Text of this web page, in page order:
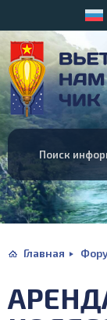
Главная